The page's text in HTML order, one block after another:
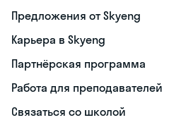
Предложения от Skyeng
Карьера в Skyeng
Партнёрская программа
Работа для преподавателей
Связаться со школой